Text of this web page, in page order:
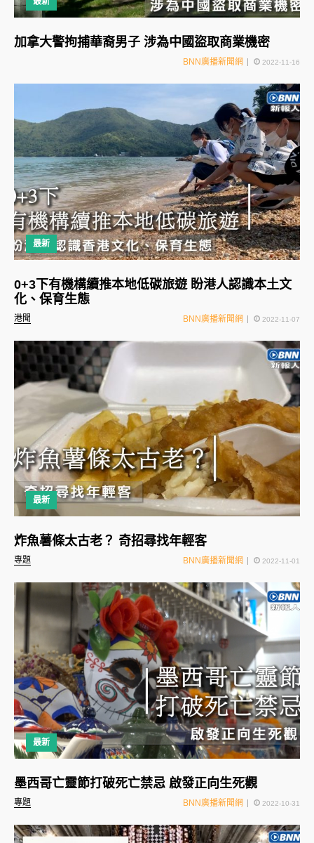
加拿大警拘捕華裔男子 涉為中國盜取商業機密
BNN廣播新聞網 2022-11-16
最新
港聞
0+3下有機構續推本地低碳旅遊 盼港人認識本土文
化、保育生態
BNN廣播新聞網 2022-11-07
最新
專題
炸魚薯條太古老？ 奇招尋找年輕客
BNN廣播新聞網 2022-11-01
最新
專題
墨西哥亡靈節打破死亡禁忌 啟發正向生死觀
BNN廣播新聞網 2022-10-31